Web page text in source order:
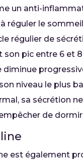
un anti-
réguler le
régulier de
son pic entre 6 et
diminue
niveau le plus
sa sécrétion
de dormir
est également